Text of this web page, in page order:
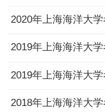
2020年上海海洋大
2019年上海海洋大
2019年上海海洋大
2018年上海海洋大